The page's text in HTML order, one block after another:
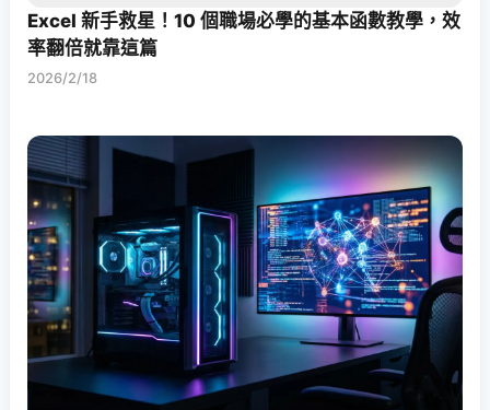
Excel 新手救星！10 個職場必學的基本函數教學，效
率翻倍就靠這篇
2026/2/18